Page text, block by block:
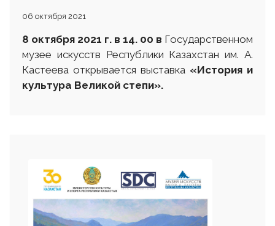
06 октября 2021
8 октября 2021 г. в 14. 00 в Государственном
музее искусств Республики Казахстан им. А.
Кастеева открывается выставка «История и
культура Великой степи».